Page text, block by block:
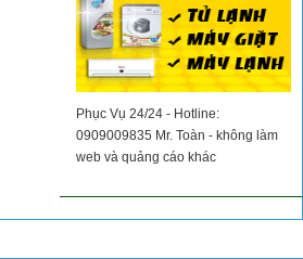
Phục Vụ 24/24 - Hotline:
0909009835 Mr. Toàn - không làm
web và quảng cáo khác